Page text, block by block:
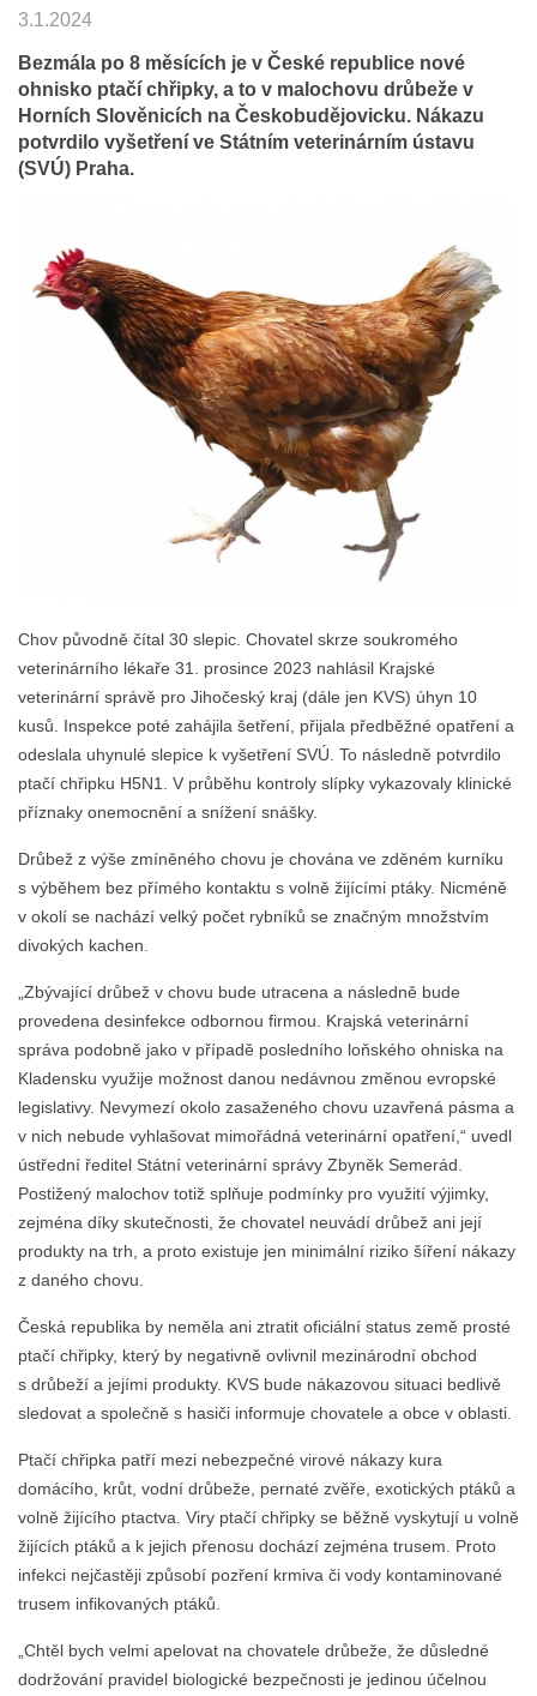
3.1.2024
Bezmála po 8 měsících je v České republice nové
ohnisko ptačí chřipky, a to v malochovu drůbeže v
Horních Slověnicích na Českobudějovicku. Nákazu
potvrdilo vyšetření ve Státním veterinárním ústavu
(SVÚ) Praha.
Chov původně čítal 30 slepic. Chovatel skrze soukromého
veterinárního lékaře 31. prosince 2023 nahlásil Krajské
veterinární správě pro Jihočeský kraj (dále jen KVS) úhyn 10
kusů. Inspekce poté zahájila šetření, přijala předběžné opatření a
odeslala uhynulé slepice k vyšetření SVÚ. To následně potvrdilo
ptačí chřipku H5N1. V průběhu kontroly slípky vykazovaly klinické
příznaky onemocnění a snížení snášky.
Drůbež z výše zmíněného chovu je chována ve zděném kurníku
s výběhem bez přímého kontaktu s volně žijícími ptáky. Nicméně
v okolí se nachází velký počet rybníků se značným množstvím
divokých kachen.
„Zbývající drůbež v chovu bude utracena a následně bude
provedena desinfekce odbornou firmou. Krajská veterinární
správa podobně jako v případě posledního loňského ohniska na
Kladensku využije možnost danou nedávnou změnou evropské
legislativy. Nevymezí okolo zasaženého chovu uzavřená pásma a
v nich nebude vyhlašovat mimořádná veterinární opatření,“ uvedl
ústřední ředitel Státní veterinární správy Zbyněk Semerád.
Postižený malochov totiž splňuje podmínky pro využití výjimky,
zejména díky skutečnosti, že chovatel neuvádí drůbež ani její
produkty na trh, a proto existuje jen minimální riziko šíření nákazy
z daného chovu.
Česká republika by neměla ani ztratit oficiální status země prosté
ptačí chřipky, který by negativně ovlivnil mezinárodní obchod
s drůbeží a jejími produkty. KVS bude nákazovou situaci bedlivě
sledovat a společně s hasiči informuje chovatele a obce v oblasti.
Ptačí chřipka patří mezi nebezpečné virové nákazy kura
domácího, krůt, vodní drůbeže, pernaté zvěře, exotických ptáků a
volně žijícího ptactva. Viry ptačí chřipky se běžně vyskytují u volně
žijících ptáků a k jejich přenosu dochází zejména trusem. Proto
infekci nejčastěji způsobí pozření krmiva či vody kontaminované
trusem infikovaných ptáků.
„Chtěl bych velmi apelovat na chovatele drůbeže, že důsledné
dodržování pravidel biologické bezpečnosti je jedinou účelnou